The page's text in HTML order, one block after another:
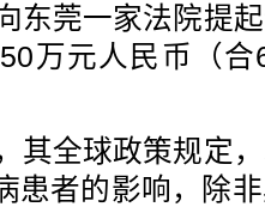
莞一家法院提起
万元人民币（合
全球政策规定，
患者的影响，除